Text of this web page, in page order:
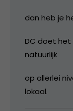
dan heb je
DC doet het
natuurlijk
op allerlei
lokaal.